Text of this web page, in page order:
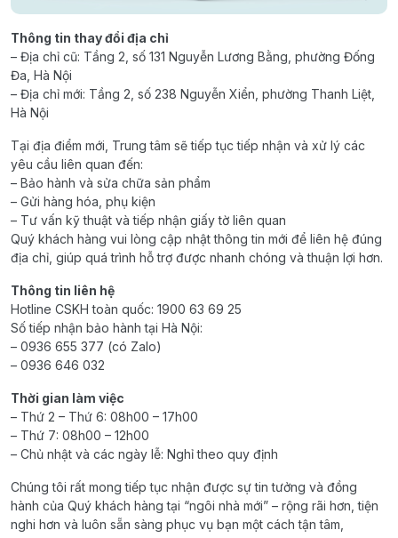
Thông tin thay đổi địa chỉ
– Địa chỉ cũ: Tầng 2, số 131 Nguyễn Lương Bằng, phường Đống
Đa, Hà Nội
– Địa chỉ mới: Tầng 2, số 238 Nguyễn Xiển, phường Thanh Liệt,
Hà Nội
Tại địa điểm mới, Trung tâm sẽ tiếp tục tiếp nhận và xử lý các
yêu cầu liên quan đến:
– Bảo hành và sửa chữa sản phẩm
– Gửi hàng hóa, phụ kiện
– Tư vấn kỹ thuật và tiếp nhận giấy tờ liên quan
Quý khách hàng vui lòng cập nhật thông tin mới để liên hệ đúng
địa chỉ, giúp quá trình hỗ trợ được nhanh chóng và thuận lợi hơn.
Thông tin liên hệ
Hotline CSKH toàn quốc: 1900 63 69 25
Số tiếp nhận bảo hành tại Hà Nội:
– 0936 655 377 (có Zalo)
– 0936 646 032
Thời gian làm việc
– Thứ 2 – Thứ 6: 08h00 – 17h00
– Thứ 7: 08h00 – 12h00
– Chủ nhật và các ngày lễ: Nghỉ theo quy định
Chúng tôi rất mong tiếp tục nhận được sự tin tưởng và đồng
hành của Quý khách hàng tại “ngôi nhà mới” – rộng rãi hơn, tiện
nghi hơn và luôn sẵn sàng phục vụ bạn một cách tận tâm,